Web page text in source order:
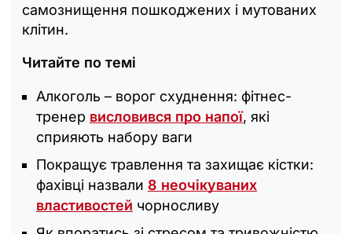
самознищення пошкоджених і мутованих
клітин.
Читайте по темі
Алкоголь – ворог схуднення: фітнес-
тренер висловився про напої, які
сприяють набору ваги
Покращує травлення та захищає кістки:
фахівці назвали 8 неочікуваних
властивостей чорносливу